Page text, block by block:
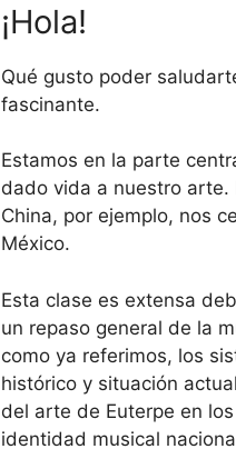
¡Hola!
Qué gusto poder
fascinante.
Estamos en la parte
dado vida a nuestro arte.
China, por ejemplo, nos
México.
Esta clase es extensa
un repaso general de la
como ya referimos, los
histórico y situación
del arte de Euterpe en
identidad musical